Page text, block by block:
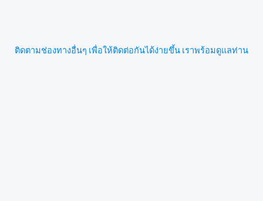
ติดตามช่องทางอื่นๆ เพื่อให้ติดต่อกันได้ง่ายขึ้น เราพร้อมดูแลท่าน